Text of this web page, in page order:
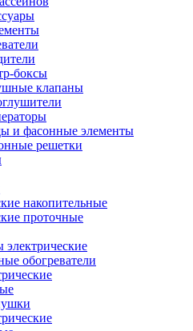
боксы
клапаны
и фасонные элементы
решетки
накопительные
проточные
электрические
обогреватели